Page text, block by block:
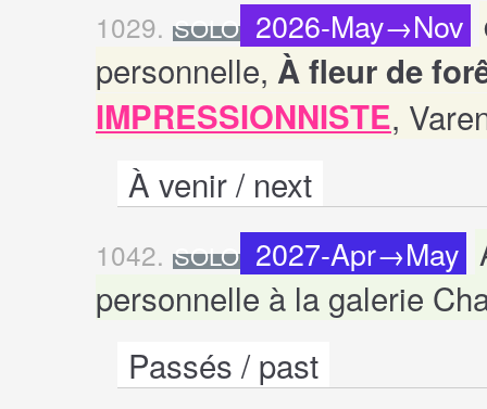
1029. SOLO 2026-May→Nov
personnelle, À fleur de
IMPRESSIONNISTE,
À venir / next
1042. SOLO 2027-Apr→May
personnelle à la galerie
Passés / past